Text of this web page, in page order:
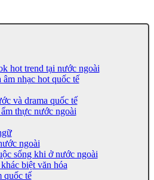
hot trend tại nước ngoài
nhạc hot quốc tế
và drama quốc tế
thực nước ngoài
ngoài
sống khi ở nước ngoài
biệt văn hóa
quốc tế